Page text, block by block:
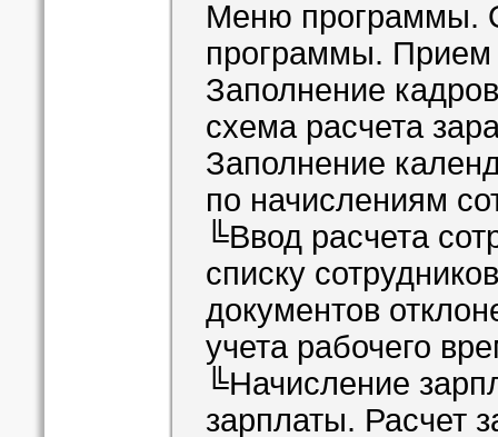
Меню программы.
программы. Прием
Заполнение
схема расчета
Заполнение
по начислениям
╚Ввод расчета
списку
документов
учета рабочего
╚Начисление
зарплаты. Расчет